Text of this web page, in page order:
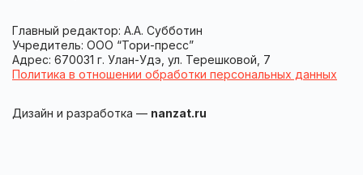
Главный редактор: А.А. Субботин
Учредитель: ООО “Тори-пресс”
Адрес: 670031 г. Улан-Удэ, ул. Терешковой, 7
Политика в отношении обработки персональных данных
Дизайн и разработка — nanzat.ru